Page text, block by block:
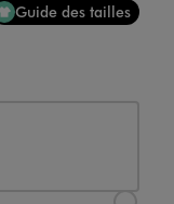
Guide des tailles